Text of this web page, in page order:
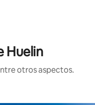
Huelin
otros aspectos.